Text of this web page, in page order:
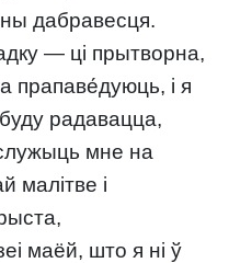
дабравесця.
— ці прытворна,
прапаве́дуюць, і я
радавацца,
мне на
малітве і
маёй, што я ні ў